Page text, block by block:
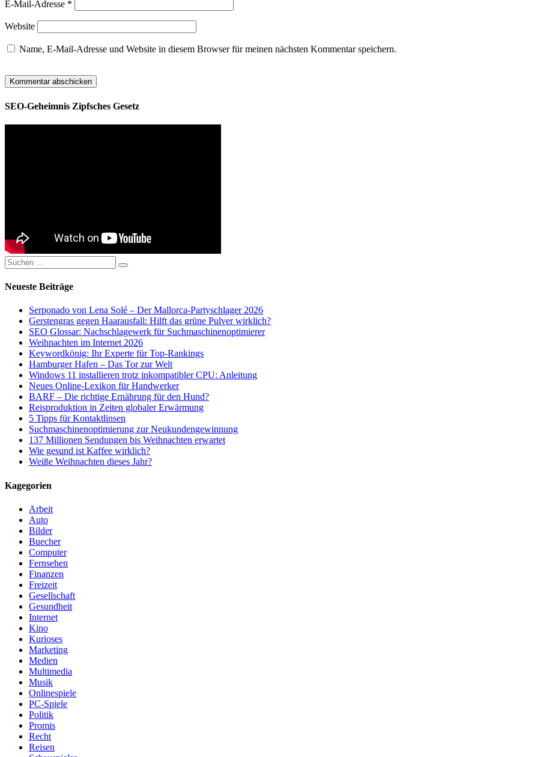
E-Mail-Adresse *
Website
Name, E-Mail-Adresse und Website in diesem Browser für meinen nächsten Kommentar speichern.
SEO-Geheimnis Zipfsches Gesetz
Suchen
nach:
Suchen
Neueste Beiträge
Serponado von Lena Solé – Der Mallorca-Partyschlager 2026
Gerstengras gegen Haarausfall: Hilft das grüne Pulver wirklich?
SEO Glossar: Nachschlagewerk für Suchmaschinenoptimierer
Weihnachten im Internet 2026
Keywordkönig: Ihr Experte für Top-Rankings
Hamburger Hafen – Das Tor zur Welt
Windows 11 installieren trotz inkompatibler CPU: Anleitung
Neues Online-Lexikon für Handwerker
BARF – Die richtige Ernährung für den Hund?
Reisproduktion in Zeiten globaler Erwärmung
5 Tipps für Kontaktlinsen
Suchmaschinenoptimierung zur Neukundengewinnung
137 Millionen Sendungen bis Weihnachten erwartet
Wie gesund ist Kaffee wirklich?
Weiße Weihnachten dieses Jahr?
Kagegorien
Arbeit
Auto
Bilder
Buecher
Computer
Fernsehen
Finanzen
Freizeit
Gesellschaft
Gesundheit
Internet
Kino
Kurioses
Marketing
Medien
Multimedia
Musik
Onlinespiele
PC-Spiele
Politik
Promis
Recht
Reisen